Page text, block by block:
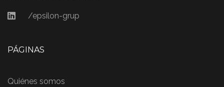
/epsilon-grup
PÁGINAS
Quiénes somos